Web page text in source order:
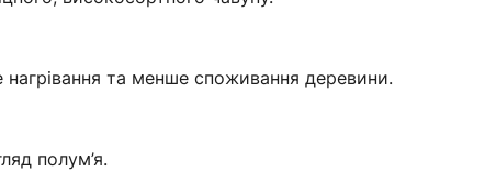
нагрівання та менше споживання деревини.
полум’я.